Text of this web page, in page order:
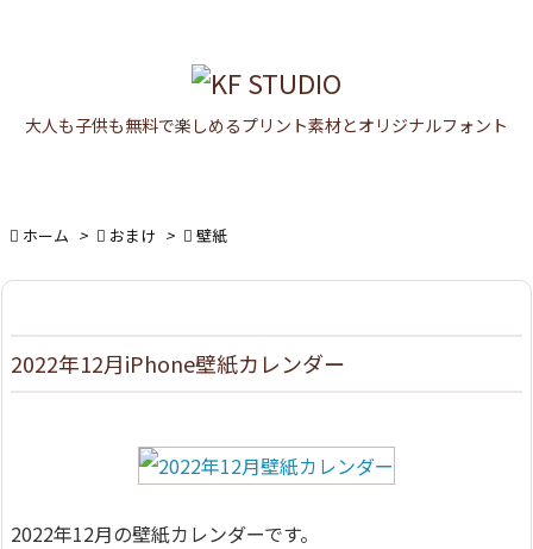
大人も子供も無料で楽しめるプリント素材とオリジナルフォントサイド
検索
 ホーム >  おまけ >  壁紙
2022年12月iPhone壁紙カレンダー
2022年12月の壁紙カレンダーです。